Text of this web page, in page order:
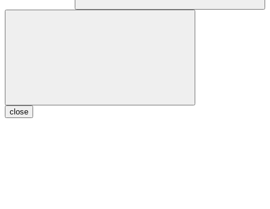
close